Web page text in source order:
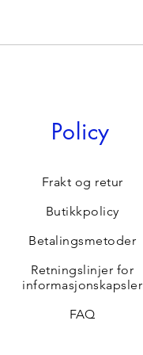
Policy
Frakt og retur
Butikkpolicy
Betalingsmetoder
Retningslinjer for
informasjonskapsler
FAQ